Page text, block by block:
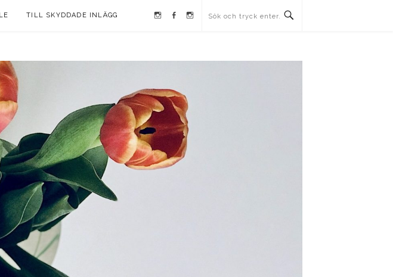
TILL SKYDDADE INLÄGG Instagram
Facebook
Instagram